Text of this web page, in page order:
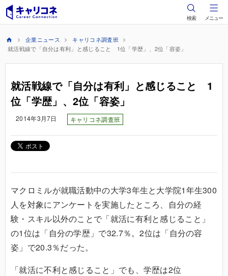
検索 メニュー
企業ニュース
キャリコネ調査班
就活戦線で「自分は有利」と感じること 1位「学歴」、2位「容姿」
就活戦線で「自分は有利」と感じること 1
位「学歴」、2位「容姿」
2014年3月7日 キャリコネ調査班
マクロミルが就職活動中の大学3年生と大学院1年生300
人を対象にアンケートを実施したところ、自分の経
験・スキル以外のことで「就活に有利と感じること」
の1位は「自分の学歴」で32.7％。2位は「自分の容
姿」で20.3％だった。
「就活に不利と感じること」でも、学歴は2位